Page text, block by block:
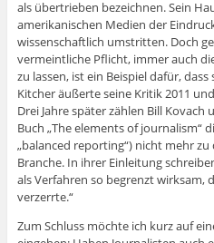
als übertrieben bezeichnen. Sein
amerikanischen Medien der
wissenschaftlich umstritten. Doch
vermeintliche Pflicht, immer auch
zu lassen, ist ein Beispiel dafür,
Kitcher äußerte seine Kritik 2011
Drei Jahre später zählen Bill
Buch „The elements of journalism“
„balanced reporting“) nicht mehr
Branche. In ihrer Einleitung
als Verfahren so begrenzt wirksam,
verzerrte.“
Zum Schluss möchte ich kurz auf